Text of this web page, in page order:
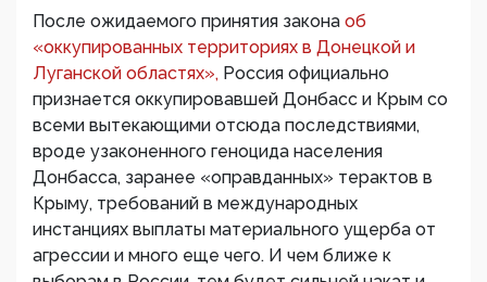
После ожидаемого принятия закона об
«оккупированных территориях в Донецкой и
Луганской областях», Россия официально
признается оккупировавшей Донбасс и Крым со
всеми вытекающими отсюда последствиями,
вроде узаконенного геноцида населения
Донбасса, заранее «оправданных» терактов в
Крыму, требований в международных
инстанциях выплаты материального ущерба от
агрессии и много еще чего. И чем ближе к